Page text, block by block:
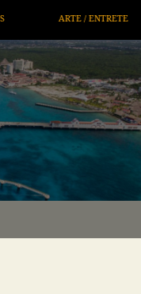
ARTE / ENTRETENIMIENTO